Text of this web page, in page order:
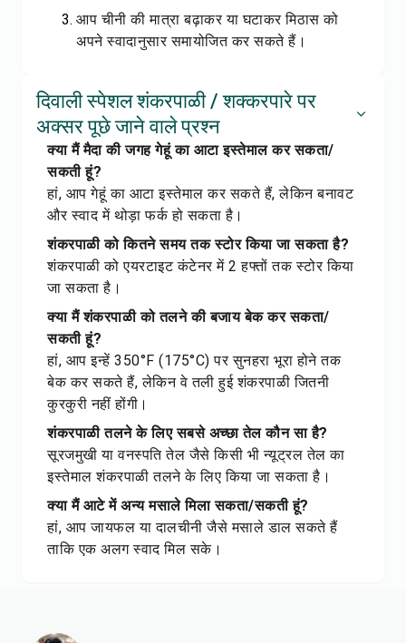
आप चीनी की मात्रा बढ़ाकर या घटाकर मिठास को
अपने स्वादानुसार समायोजित कर सकते हैं।
दिवाली स्पेशल शंकरपाळी / शक्करपारे पर
अक्सर पूछे जाने वाले प्रश्न
क्या मैं मैदा की जगह गेहूं का आटा इस्तेमाल कर सकता/
सकती हूं?
हां, आप गेहूं का आटा इस्तेमाल कर सकते हैं, लेकिन बनावट
और स्वाद में थोड़ा फर्क हो सकता है।
शंकरपाळी को कितने समय तक स्टोर किया जा सकता है?
शंकरपाळी को एयरटाइट कंटेनर में 2 हफ्तों तक स्टोर किया
जा सकता है।
क्या मैं शंकरपाळी को तलने की बजाय बेक कर सकता/
सकती हूं?
हां, आप इन्हें 350°F (175°C) पर सुनहरा भूरा होने तक
बेक कर सकते हैं, लेकिन वे तली हुई शंकरपाळी जितनी
कुरकुरी नहीं होंगी।
शंकरपाळी तलने के लिए सबसे अच्छा तेल कौन सा है?
सूरजमुखी या वनस्पति तेल जैसे किसी भी न्यूट्रल तेल का
इस्तेमाल शंकरपाळी तलने के लिए किया जा सकता है।
क्या मैं आटे में अन्य मसाले मिला सकता/सकती हूं?
हां, आप जायफल या दालचीनी जैसे मसाले डाल सकते हैं
ताकि एक अलग स्वाद मिल सके।